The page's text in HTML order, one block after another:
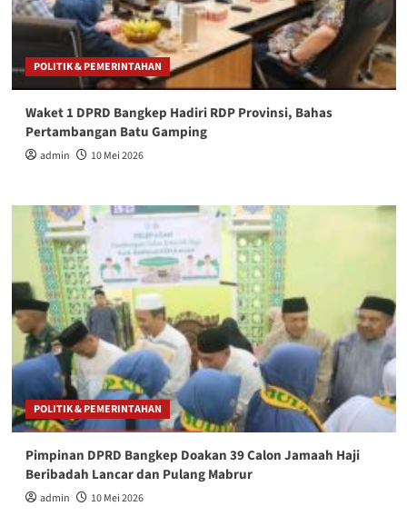
POLITIK & PEMERINTAHAN
Waket 1 DPRD Bangkep Hadiri RDP Provinsi, Bahas
Pertambangan Batu Gamping
admin 10 Mei 2026
POLITIK & PEMERINTAHAN
Pimpinan DPRD Bangkep Doakan 39 Calon Jamaah Haji
Beribadah Lancar dan Pulang Mabrur
admin 10 Mei 2026